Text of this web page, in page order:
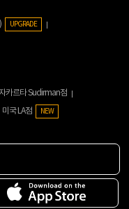
UPGRADE
카르타 Sudirman점
미국 LA점 NEW